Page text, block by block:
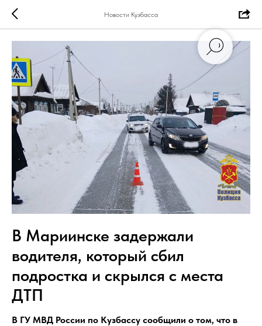
Новости Кузбасса
В Мариинске задержали
водителя, который сбил
подростка и скрылся с места
ДТП
В ГУ МВД России по Кузбассу сообщили о том, что в